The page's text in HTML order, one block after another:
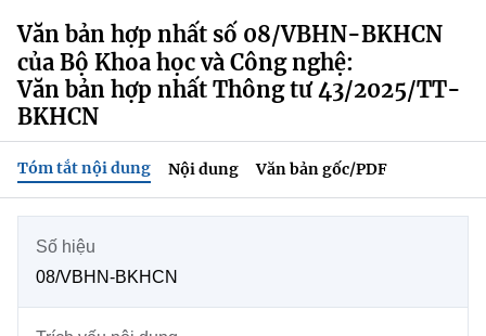
Danh mục
Trang chủ
Giới thiệu
Dịch vụ công
Hệ thống văn bản
Văn bản hợp nhất số 08/VBHN-BKHCN
của Bộ Khoa học và Công nghệ:
Văn bản hợp nhất Thông tư 43/2025/TT-
BKHCN
Tóm tắt nội dung Nội dung Văn bản gốc/PDF
Số hiệu
08/VBHN-BKHCN